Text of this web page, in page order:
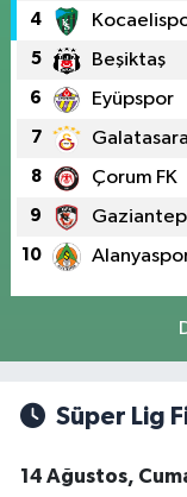
4
5 Beşiktaş
6 Eyüpspor
7
8 Çorum FK
9 Gaziantep
10
Süper Lig
14 Ağustos,